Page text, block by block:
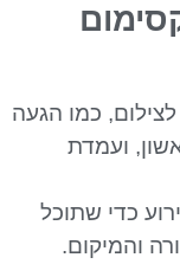
כמו הגעה
ועמדת
כדי שתוכל
והמיקום.